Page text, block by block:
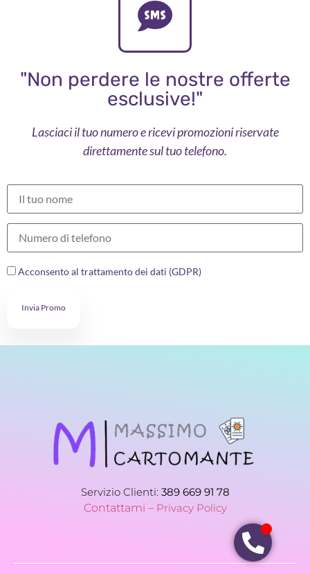
"Non perdere le nostre offerte
esclusive!"
Lasciaci il tuo numero e ricevi promozioni riservate
direttamente sul tuo telefono.
Acconsento al trattamento dei dati (GDPR)
Invia Promo
Servizio Clienti: 389 669 91 78
Contattami – Privacy Policy